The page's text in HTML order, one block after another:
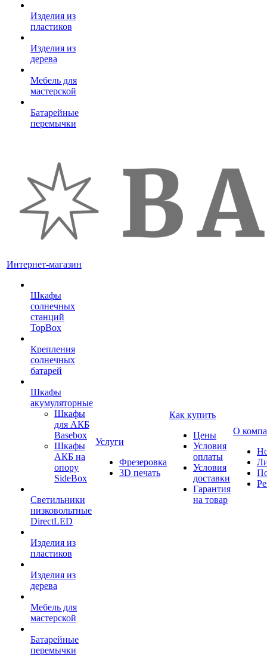
Изделия из
пластиков
Изделия из
дерева
Мебель для
мастерской
Батарейные
перемычки
Интернет-магазин
Шкафы
солнечных
станций
TopBox
Крепления
солнечных
батарей
Шкафы
акумуляторные
Шкафы
для АКБ
Basebox
Шкафы
АКБ на
опору
SideBox
Светильники
низковольтные
DirectLED
Изделия из
пластиков
Изделия из
дерева
Мебель для
мастерской
Батарейные
перемычки
Услуги
Фрезеровка
3D печать
Как купить
Цены
Условия
оплаты
Условия
доставки
Гарантия
на товар
О